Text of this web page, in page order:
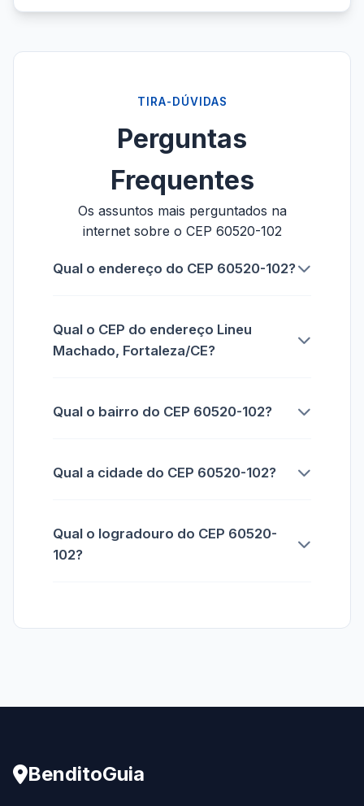
TIRA-DÚVIDAS
Perguntas
Frequentes
Os assuntos mais perguntados na
internet sobre o CEP 60520-102
Qual o endereço do CEP 60520-102?
Qual o CEP do endereço Lineu
Machado, Fortaleza/CE?
Qual o bairro do CEP 60520-102?
Qual a cidade do CEP 60520-102?
Qual o logradouro do CEP 60520-
102?
BenditoGuia